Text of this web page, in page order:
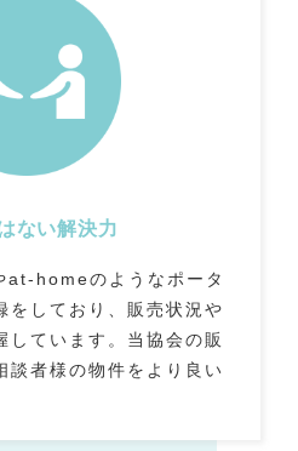
ない解決力
at-homeのようなポータ
をしており、販売状況や
しています。当協会の販
談者様の物件をより良い